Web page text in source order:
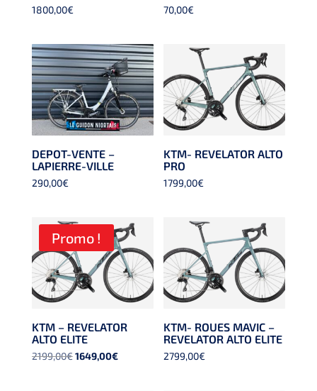
1800,00€ 70,00€
DEPOT-VENTE –
LAPIERRE-VILLE
290,00€
KTM- REVELATOR ALTO
PRO
1799,00€
Promo !
KTM – REVELATOR
ALTO ELITE
2199,00€Le
1649,00€Le
KTM- ROUES MAVIC –
REVELATOR ALTO ELITE
2799,00€